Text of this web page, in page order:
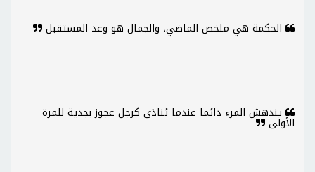
الحكمة هي ملخص الماضي، والجمال هو وعد المستقبل
يندهش المرء دائما عندما يُنادَى كرجل عجوز بجدية للمرة
الأولى